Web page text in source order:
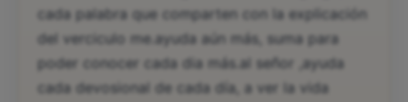
cada palabra que comparten con la explicación
del verciculo me.ayuda aún más, suma para
poder conocer cada dia más.al señor ,ayuda
cada devosional de cada día, a ver la vida